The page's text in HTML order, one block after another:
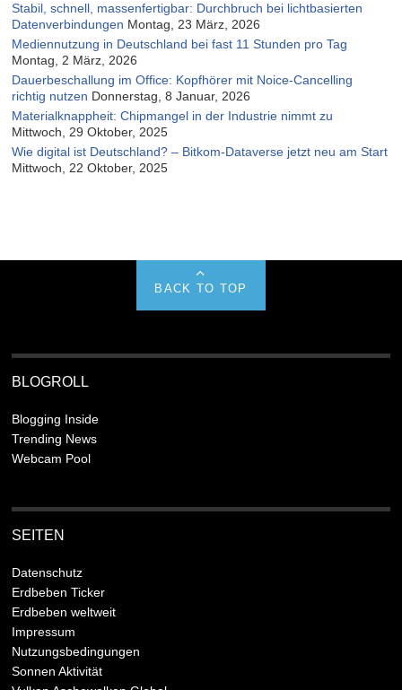
Stabil, schnell, massenfertigbar: Durchbruch bei lichtbasierten
Datenverbindungen Montag, 23 März, 2026
Mediennutzung in Deutschland bei fast 11 Stunden pro Tag
Montag, 2 März, 2026
Dauerbeschallung im Office: Kopfhörer mit Noice-Cancelling
richtig nutzen Donnerstag, 8 Januar, 2026
Materialknappheit: Chipmangel in der Industrie nimmt zu
Mittwoch, 29 Oktober, 2025
Wie digital ist Deutschland? – Bitkom-Dataverse jetzt neu am Start
Mittwoch, 22 Oktober, 2025
BACK TO TOP
BLOGROLL
Blogging Inside
Trending News
Webcam Pool
SEITEN
Datenschutz
Erdbeben Ticker
Erdbeben weltweit
Impressum
Nutzungsbedingungen
Sonnen Aktivität